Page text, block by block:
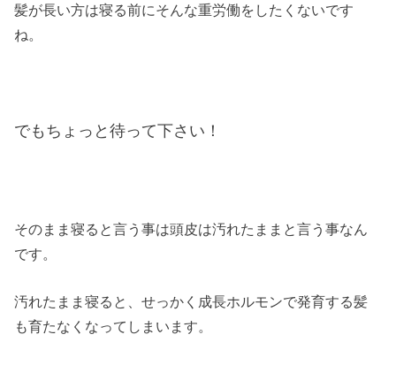
髪が長い方は寝る前にそんな重労働をしたくないです
ね。
でもちょっと待って下さい！
そのまま寝ると言う事は頭皮は汚れたままと言う事なん
です。
汚れたまま寝ると、せっかく成長ホルモンで発育する髪
も育たなくなってしまいます。